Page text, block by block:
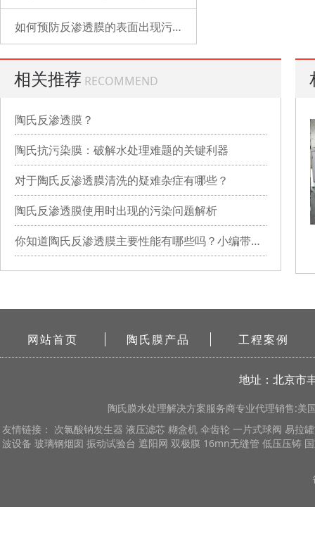
如何预防反渗透膜的表面出现污染？
相关推荐 RECOMMEND
陶氏反渗透膜？
陶氏抗污染膜：破解水处理难题的关键利器
对于陶氏反渗透膜清洗的疑难杂症有哪些？
陶氏反渗透膜使用时出现的污染问题解析
你知道陶氏反渗透膜主要性能有哪些吗？小编带你详细了解
网站首页 陶氏膜产品 工程案例
地址：北京市
陶氏膜水处理解决方案服务商专业代理销售:美
友情链接： 次氯酸钠发生器 液压滤芯 糊盒机 伞齿轮 一片式球阀 易拉
波设备 玻璃钢烟囱 振动试验台 遮阳网 双极膜 16mn无缝管 低压压铸